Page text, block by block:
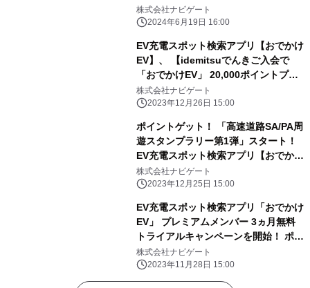
おすすめの“美味しい”情報も表示可能
に！
株式会社ナビゲート
2024年6月19日 16:00
EV充電スポット検索アプリ【おでかけ
EV】、 【idemitsuでんきご入会で
「おでかけEV」 20,000ポイントプレ
ゼントキャンペーン】を開始！
株式会社ナビゲート
2023年12月26日 15:00
ポイントゲット！ 「高速道路SA/PA周
遊スタンプラリー第1弾」スタート！
EV充電スポット検索アプリ【おでかけ
EV】
株式会社ナビゲート
2023年12月25日 15:00
EV充電スポット検索アプリ「おでかけ
EV」 プレミアムメンバー 3ヵ月無料
トライアルキャンペーンを開始！ ポイ
ント計算方法・付与率の大幅改変も行
い、 より一層ポイントが貯まるアプリ
へ！
株式会社ナビゲート
2023年11月28日 15:00